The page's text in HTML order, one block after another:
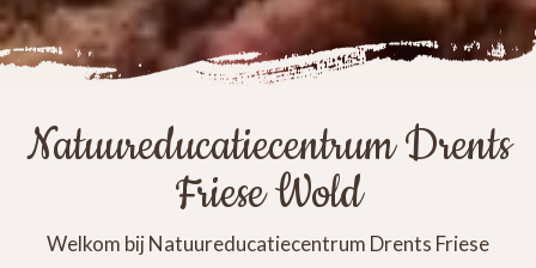
Natuureducatiecentrum Drents
Friese Wold
Welkom bij Natuureducatiecentrum Drents Friese